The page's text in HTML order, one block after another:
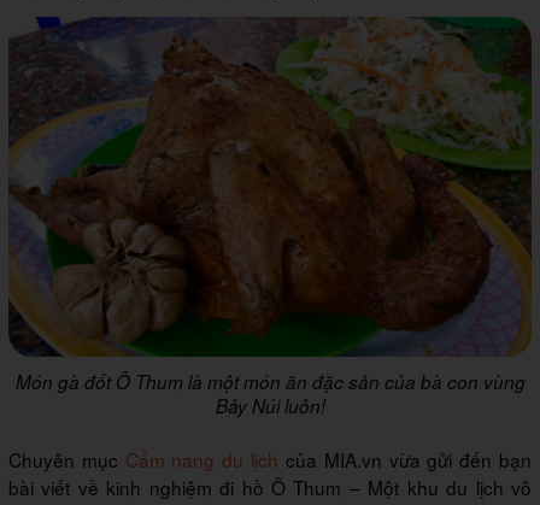
Món gà đốt Ô Thum là một món ăn đặc sản của bà con vùng
Bảy Núi luôn!
Chuyên mục Cẩm nang du lịch của MIA.vn vừa gửi đến bạn
bài viết về kinh nghiệm đi hồ Ô Thum – Một khu du lịch vô